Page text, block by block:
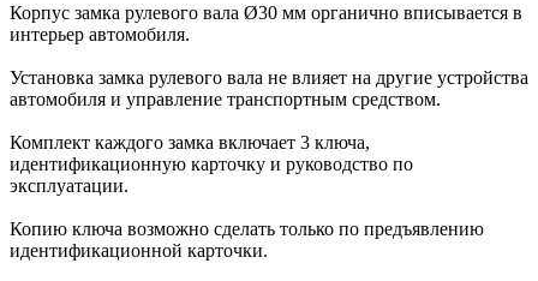
Корпус замка рулевого вала Ø30 мм органично вписывается в
интерьер автомобиля.
Установка замка рулевого вала не влияет на другие устройства
автомобиля и управление транспортным средством.
Комплект каждого замка включает 3 ключа,
идентификационную карточку и руководство по
эксплуатации.
Копию ключа возможно сделать только по предъявлению
идентификационной карточки.